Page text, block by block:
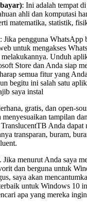
: Ini adalah tempat
ahli dan komputasi
matematika, statistik,
: Jika pengguna WhatsApp
untuk mengakses
Unduh
Store dan Anda siap
semua fitur yang
begitu ini salah satu
saya instal
gratis, dan open-
tampilan
Anda dapat
transparan, buram,
menurut Anda saya
dan berguna untuk
saya akan
untuk Windows 10
apa yang mereka